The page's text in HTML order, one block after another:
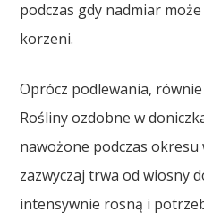
podczas gdy nadmiar
korzeni.
Oprócz podlewania,
Rośliny ozdobne w
nawożone podczas okresu
zazwyczaj trwa od wiosny
intensywnie rosną i